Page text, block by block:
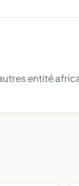
entité